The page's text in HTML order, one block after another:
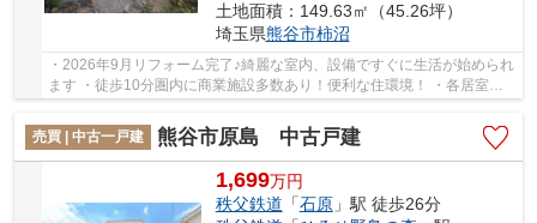
土地面積：149.63㎡（45.26坪）
埼玉県熊谷市柿沼
・2026年9月リフォーム完了♪綺麗な室内、設備ですぐに生活が始められ
ます ・徒歩10分圏内に商業施設多数あり！便利な住環境！ ・各居室ゆ
売買 | 中古一戸建
熊谷市原島 中古戸建
1,699万円
秩父鉄道 「石原」駅 徒歩26分